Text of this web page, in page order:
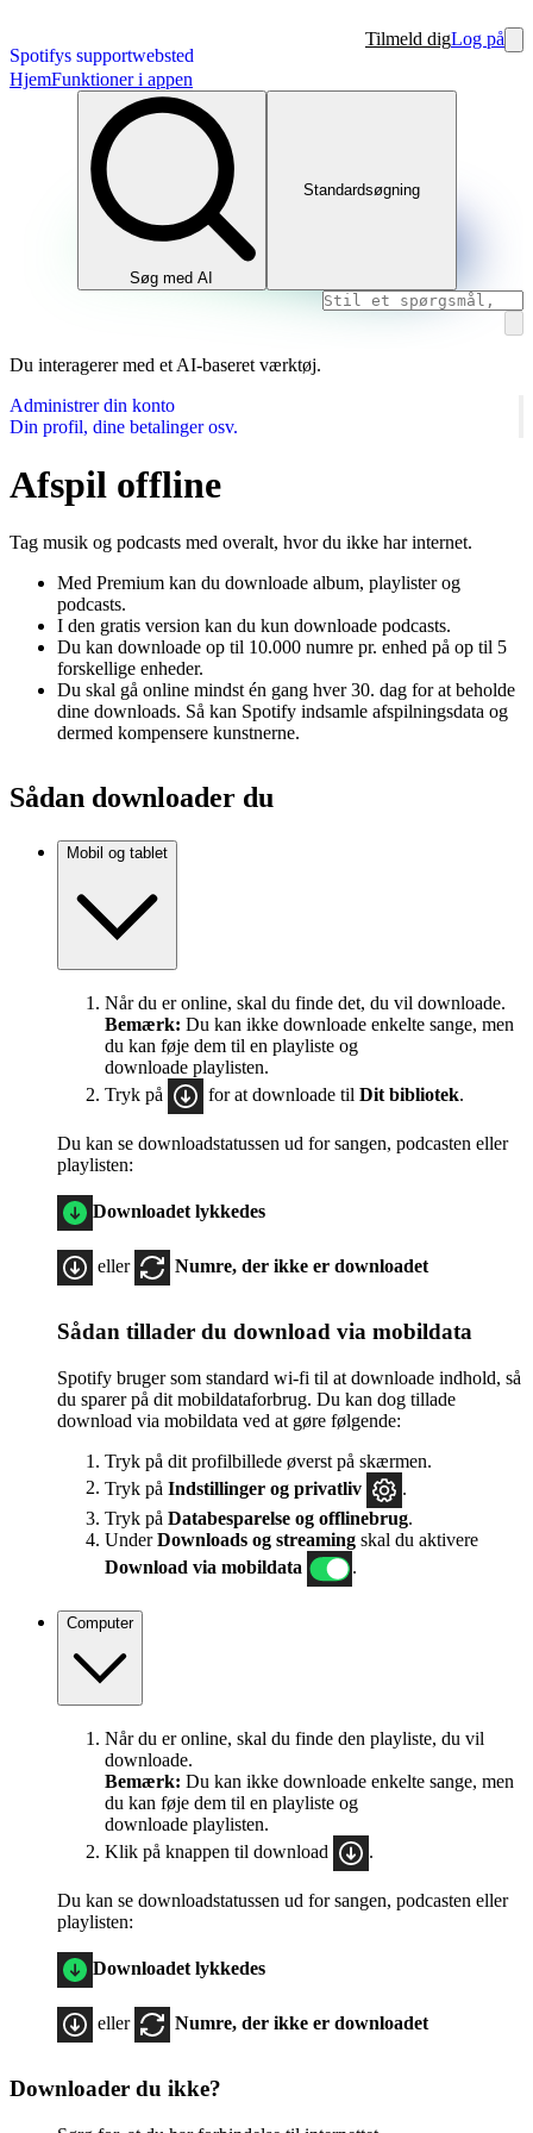
Spotifys supportwebsted
Tilmeld digLog på
HjemFunktioner i appen
Søg med AI
Standardsøgning
Du interagerer med et AI-baseret værktøj.
Administrer din konto
Din profil, dine betalinger osv.
Afspil offline
Tag musik og podcasts med overalt, hvor du ikke har internet.
Med Premium kan du downloade album, playlister og
podcasts.
I den gratis version kan du kun downloade podcasts.
Du kan downloade op til 10.000 numre pr. enhed på op til 5
forskellige enheder.
Du skal gå online mindst én gang hver 30. dag for at beholde
dine downloads. Så kan Spotify indsamle afspilningsdata og
dermed kompensere kunstnerne.
Sådan downloader du
Mobil og tablet
Når du er online, skal du finde det, du vil downloade.
Bemærk: Du kan ikke downloade enkelte sange, men
du kan føje dem til en playliste og
downloade playlisten.
Tryk på
for at downloade til Dit bibliotek.
Du kan se downloadstatussen ud for sangen, podcasten eller
playlisten:
Downloadet lykkedes
eller Numre, der ikke er downloadet
Sådan tillader du download via mobildata
Spotify bruger som standard wi-fi til at downloade indhold, så
du sparer på dit mobildataforbrug. Du kan dog tillade
download via mobildata ved at gøre følgende:
Tryk på dit profilbillede øverst på skærmen.
Tryk på Indstillinger og privatliv
Tryk på Databesparelse og offlinebrug.
UnderDownloads og streaming skal du aktivere
Download via mobildata
Computer
Når du er online, skal du finde den playliste, du vil
downloade.
Bemærk: Du kan ikke downloade enkelte sange, men
du kan føje dem til en playliste og
downloade playlisten.
Klik på knappen til download
.
Du kan se downloadstatussen ud for sangen, podcasten eller
playlisten:
Downloadet lykkedes
eller Numre, der ikke er downloadet
Downloader du ikke?